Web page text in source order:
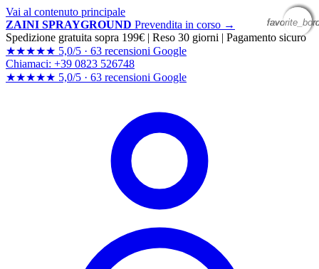
Vai al contenuto principale
ZAINI SPRAYGROUND Prevendita in corso →
Spedizione gratuita sopra 199€ | Reso 30 giorni | Pagamento sicuro
★★★★★ 5,0/5 · 63 recensioni Google
Chiamaci: +39 0823 526748
★★★★★ 5,0/5 · 63 recensioni Google